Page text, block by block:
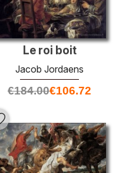
Le roi boit
Jacob Jordaens
€184.00€106.72